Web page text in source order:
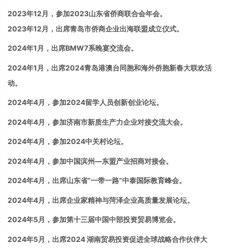
2023年12 月，参加2023山东省侨商联合会年会。
2023年12月，出席青岛市侨商企业出海联盟成立仪式。
2024年1 月，出席BMW7系晚宴交流会。
2024年1 月，出席2024青岛港澳台同胞和海外侨胞新春大联欢活
动。
2024年4月，参加2024留学人员创新创业论坛。
2024年4月， 参加济南市新质生产力企业对接交流大会。
2024年4月， 参加2024中关村论坛。
2024年4月， 参加中国滨州—东盟产业招商对接会。
2024年4月，出席山东省“一带一路”中泰国际教育峰会。
2024年4月，出席企业家精神与菏泽企业高质量发展论坛。
2024年5月，参加第十三届中国中部投资贸易博览会。
2024年5月，出席2024湖南贸易投资促进全球战略合作伙伴大